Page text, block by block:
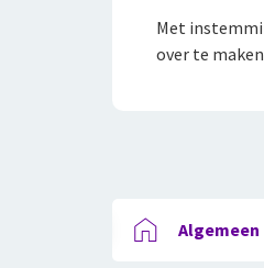
Met
over te
Algemeen